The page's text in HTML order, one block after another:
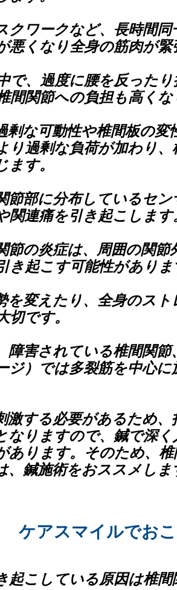
クワークなど、長時間同
悪くなり全身の筋肉が緊
で、過度に腰を反った
間関節への負担も高くな
剰な可動性や椎間板の変
り過剰な負荷が加わり、
す。
節部に分布しているセ
関連痛を引き起こします
節の炎症は、周囲の関節
き起こす可能性がありま
を変えたり、全身のス
です。
障害されている椎間関節
ジ）では多裂筋を中心に
激する必要があるため、
なりますので、鍼で深
あります。そのため、椎
、鍼施術をおススメしま
ケアスマイルでお
起こしている原因は椎間